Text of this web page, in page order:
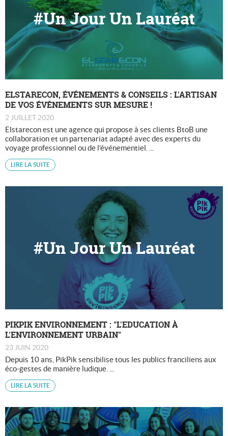
#Un Jour Un Lauréat
ELSTARECON, ÉVÉNEMENTS & CONSEILS : L'ARTISAN
DE VOS ÉVÉNEMENTS SUR MESURE !
2 JUILLET 2020
Elstarecon est une agence qui propose à ses clients BtoB une
collaboration et un partenariat adapté avec des experts du
voyage professionnel ou de l’événementiel. ...
LIRE LA SUITE
#Un Jour Un Lauréat
PIKPIK ENVIRONNEMENT : "L'EDUCATION À
L'ENVIRONNEMENT URBAIN"
23 JUIN 2020
Depuis 10 ans, PikPik sensibilise tous les publics franciliens aux
éco-gestes de manière ludique. ...
LIRE LA SUITE